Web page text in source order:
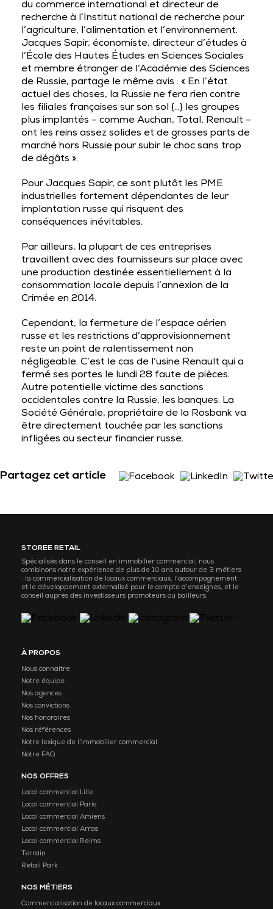
du commerce international et directeur de
recherche à l’Institut national de recherche pour
l’agriculture, l’alimentation et l’environnement.
Jacques Sapir, économiste, directeur d’études à
l’École des Hautes Études en Sciences Sociales
et membre étranger de l’Académie des Sciences
de Russie, partage le même avis : « En l’état
actuel des choses, la Russie ne fera rien contre
les filiales françaises sur son sol {…} les groupes
plus implantés – comme Auchan, Total, Renault –
ont les reins assez solides et de grosses parts de
marché hors Russie pour subir le choc sans trop
de dégâts ».
Pour Jacques Sapir, ce sont plutôt les PME
industrielles fortement dépendantes de leur
implantation russe qui risquent des
conséquences inévitables.
Par ailleurs, la plupart de ces entreprises
travaillent avec des fournisseurs sur place avec
une production destinée essentiellement à la
consommation locale depuis l’annexion de la
Crimée en 2014.
Cependant, la fermeture de l’espace aérien
russe et les restrictions d’approvisionnement
reste un point de ralentissement non
négligeable. C’est le cas de l’usine Renault qui a
fermé ses portes le lundi 28 faute de pièces.
Autre potentielle victime des sanctions
occidentales contre la Russie, les banques. La
Société Générale, propriétaire de la Rosbank va
être directement touchée par les sanctions
infligées au secteur financier russe.
Partagez cet article
STOREE RETAIL
Spécialisés dans le conseil en immobilier commercial, nous
combinons notre expérience de plus de 10 ans autour de 3 métiers
: la commercialisation de locaux commerciaux, l’accompagnement
et le développement externalisé pour le compte d’enseignes, et le
conseil auprès des investisseurs promoteurs ou bailleurs.
À PROPOS
Nous connaitre
Notre équipe
Nos agences
Nos convictions
Nos honoraires
Nos références
Notre lexique de l'immobilier commercial
Notre FAQ
NOS OFFRES
Local commercial Lille
Local commercial Paris
Local commercial Amiens
Local commercial Arras
Local commercial Reims
Terrain
Retail Park
NOS MÉTIERS
Commercialisation de locaux commerciaux